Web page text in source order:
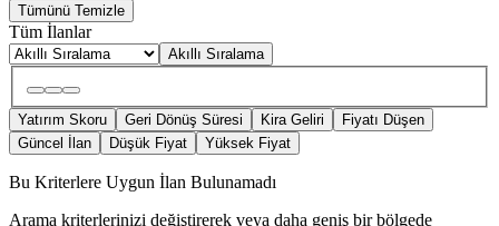
Tümünü Temizle
Tüm İlanlar
Akıllı Sıralama
Yatırım Skoru Geri Dönüş Süresi Kira Geliri
Fiyatı Düşen
Güncel İlan
Düşük Fiyat Yüksek Fiyat
Bu Kriterlere Uygun İlan Bulunamadı
Arama kriterlerinizi değiştirerek veya daha geniş bir bölgede